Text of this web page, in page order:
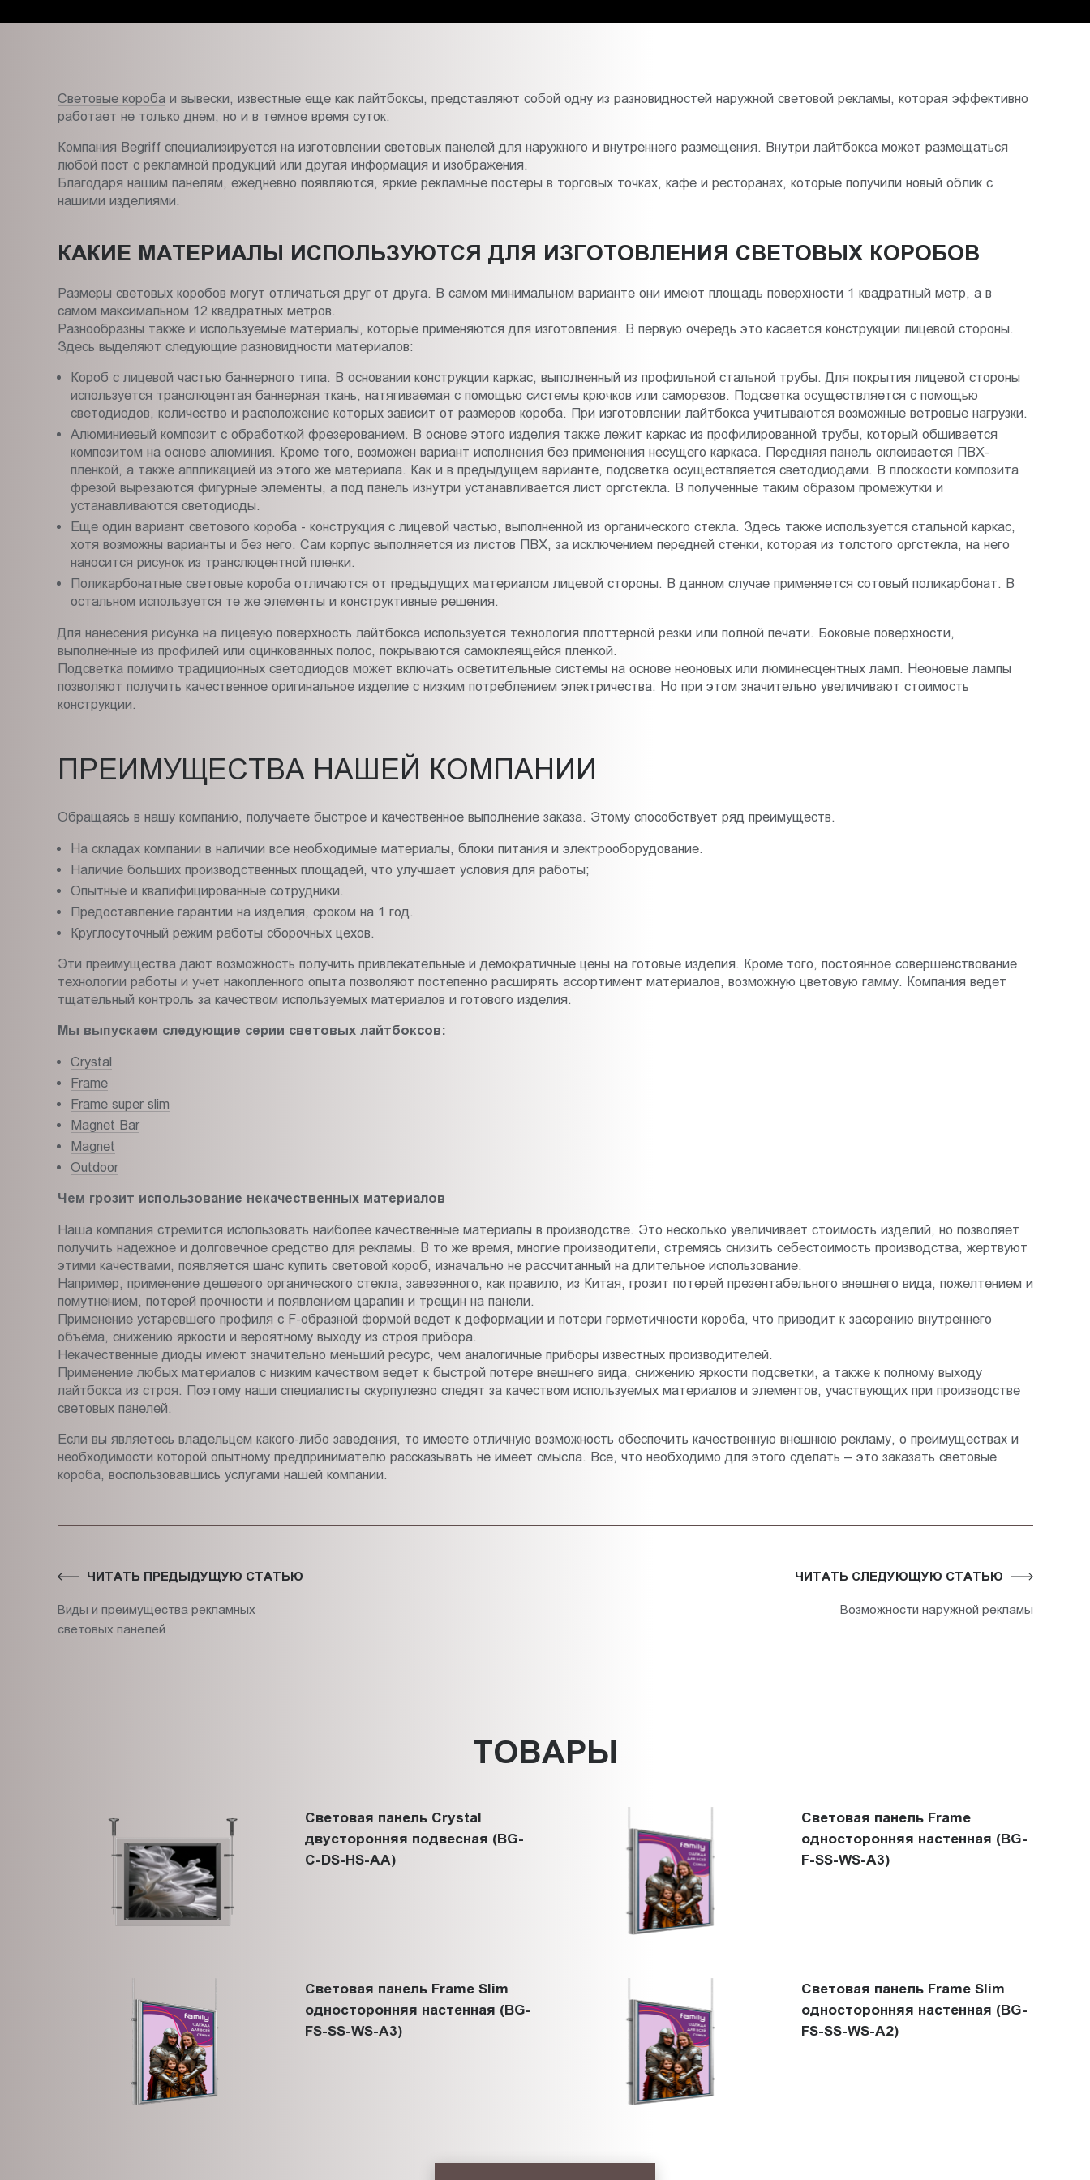
Световые короба и вывески, известные еще как лайтбоксы, представляют собой одну из разновидностей наружной световой рекламы, которая эффективно
работает не только днем, но и в темное время суток.
Компания Begriff специализируется на изготовлении световых панелей для наружного и внутреннего размещения. Внутри лайтбокса может размещаться
любой пост с рекламной продукций или другая информация и изображения.
Благодаря нашим панелям, ежедневно появляются, яркие рекламные постеры в торговых точках, кафе и ресторанах, которые получили новый облик с
нашими изделиями.
КАКИЕ МАТЕРИАЛЫ ИСПОЛЬЗУЮТСЯ ДЛЯ ИЗГОТОВЛЕНИЯ СВЕТОВЫХ КОРОБОВ
Размеры световых коробов могут отличаться друг от друга. В самом минимальном варианте они имеют площадь поверхности 1 квадратный метр, а в
самом максимальном 12 квадратных метров.
Разнообразны также и используемые материалы, которые применяются для изготовления. В первую очередь это касается конструкции лицевой стороны.
Здесь выделяют следующие разновидности материалов:
Короб с лицевой частью баннерного типа. В основании конструкции каркас, выполненный из профильной стальной трубы. Для покрытия лицевой стороны
используется транслюцентая баннерная ткань, натягиваемая с помощью системы крючков или саморезов. Подсветка осуществляется с помощью
светодиодов, количество и расположение которых зависит от размеров короба. При изготовлении лайтбокса учитываются возможные ветровые нагрузки.
Алюминиевый композит с обработкой фрезерованием. В основе этого изделия также лежит каркас из профилированной трубы, который обшивается
композитом на основе алюминия. Кроме того, возможен вариант исполнения без применения несущего каркаса. Передняя панель оклеивается ПВХ-
пленкой, а также аппликацией из этого же материала. Как и в предыдущем варианте, подсветка осуществляется светодиодами. В плоскости композита
фрезой вырезаются фигурные элементы, а под панель изнутри устанавливается лист оргстекла. В полученные таким образом промежутки и
устанавливаются светодиоды.
Еще один вариант светового короба - конструкция с лицевой частью, выполненной из органического стекла. Здесь также используется стальной каркас,
хотя возможны варианты и без него. Сам корпус выполняется из листов ПВХ, за исключением передней стенки, которая из толстого оргстекла, на него
наносится рисунок из транслюцентной пленки.
Поликарбонатные световые короба отличаются от предыдущих материалом лицевой стороны. В данном случае применяется сотовый поликарбонат. В
остальном используется те же элементы и конструктивные решения.
Для нанесения рисунка на лицевую поверхность лайтбокса используется технология плоттерной резки или полной печати. Боковые поверхности,
выполненные из профилей или оцинкованных полос, покрываются самоклеящейся пленкой.
Подсветка помимо традиционных светодиодов может включать осветительные системы на основе неоновых или люминесцентных ламп. Неоновые лампы
позволяют получить качественное оригинальное изделие с низким потреблением электричества. Но при этом значительно увеличивают стоимость
конструкции.
ПРЕИМУЩЕСТВА НАШЕЙ КОМПАНИИ
Обращаясь в нашу компанию, получаете быстрое и качественное выполнение заказа. Этому способствует ряд преимуществ.
На складах компании в наличии все необходимые материалы, блоки питания и электрооборудование.
Наличие больших производственных площадей, что улучшает условия для работы;
Опытные и квалифицированные сотрудники.
Предоставление гарантии на изделия, сроком на 1 год.
Круглосуточный режим работы сборочных цехов.
Эти преимущества дают возможность получить привлекательные и демократичные цены на готовые изделия. Кроме того, постоянное совершенствование
технологии работы и учет накопленного опыта позволяют постепенно расширять ассортимент материалов, возможную цветовую гамму. Компания ведет
тщательный контроль за качеством используемых материалов и готового изделия.
Мы выпускаем следующие серии световых лайтбоксов:
Crystal
Frame
Frame super slim
Magnet Bar
Magnet
Outdoor
Чем грозит использование некачественных материалов
Наша компания стремится использовать наиболее качественные материалы в производстве. Это несколько увеличивает стоимость изделий, но позволяет
получить надежное и долговечное средство для рекламы. В то же время, многие производители, стремясь снизить себестоимость производства, жертвуют
этими качествами, появляется шанс купить световой короб, изначально не рассчитанный на длительное использование.
Например, применение дешевого органического стекла, завезенного, как правило, из Китая, грозит потерей презентабельного внешнего вида, пожелтением и
помутнением, потерей прочности и появлением царапин и трещин на панели.
Применение устаревшего профиля с F-образной формой ведет к деформации и потери герметичности короба, что приводит к засорению внутреннего
объёма, снижению яркости и вероятному выходу из строя прибора.
Некачественные диоды имеют значительно меньший ресурс, чем аналогичные приборы известных производителей.
Применение любых материалов с низким качеством ведет к быстрой потере внешнего вида, снижению яркости подсветки, а также к полному выходу
лайтбокса из строя. Поэтому наши специалисты скурпулезно следят за качеством используемых материалов и элементов, участвующих при производстве
световых панелей.
Если вы являетесь владельцем какого-либо заведения, то имеете отличную возможность обеспечить качественную внешнюю рекламу, о преимуществах и
необходимости которой опытному предпринимателю рассказывать не имеет смысла. Все, что необходимо для этого сделать – это заказать световые
короба, воспользовавшись услугами нашей компании.
ЧИТАТЬ ПРЕДЫДУЩУЮ СТАТЬЮ
Виды и преимущества рекламных
световых панелей
ЧИТАТЬ СЛЕДУЮЩУЮ СТАТЬЮ
Возможности наружной рекламы
ТОВАРЫ
Световая панель Crystal
двусторонняя подвесная (BG-
C-DS-HS-АА)
Световая панель Frame
односторонняя настенная (BG-
F-SS-WS-A3)
Световая панель Frame Slim
односторонняя настенная (BG-
FS-SS-WS-A3)
Световая панель Frame Slim
односторонняя настенная (BG-
FS-SS-WS-A2)